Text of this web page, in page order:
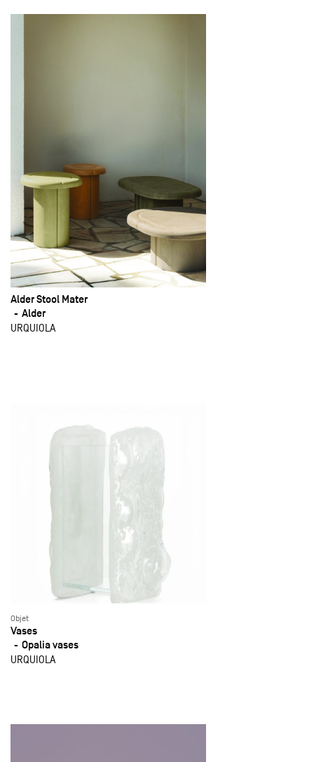
Alder Stool Mater
Alder
URQUIOLA
Objet
Vases
Opalia vases
URQUIOLA